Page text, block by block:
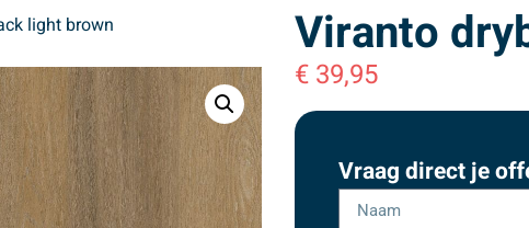
light brown Viranto
€ 39,95
Vraag direct je